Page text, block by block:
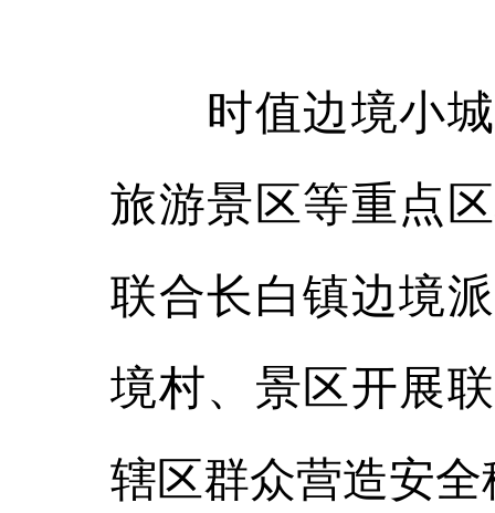
时值边境小城
旅游景区等重点
联合长白镇边境
境村、景区开展
辖区群众营造安